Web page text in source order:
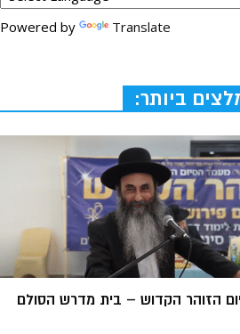
Powered by Translate
ביותר:
הזוהר הקדוש – בית מדרש הסולם